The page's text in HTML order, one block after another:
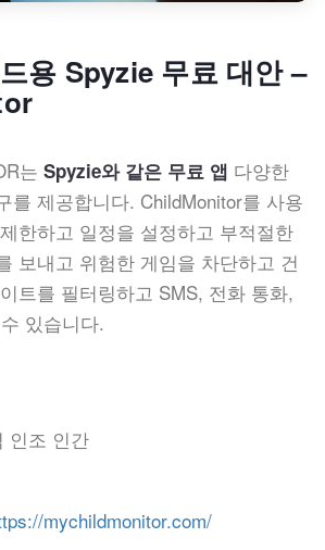
용 Spyzie 무료 대안 –
는 Spyzie와 같은 무료 앱 다양한
를 제공합니다. ChildMonitor를 사용
한하고 일정을 설정하고 부적절한
보내고 위험한 게임을 차단하고 건
트를 필터링하고 SMS, 전화 통화,
있습니다.
인조 인간
mychildmonitor.com/